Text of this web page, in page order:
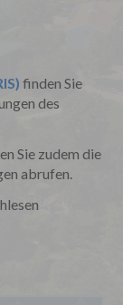
finden Sie
des
Sie zudem die
abrufen.